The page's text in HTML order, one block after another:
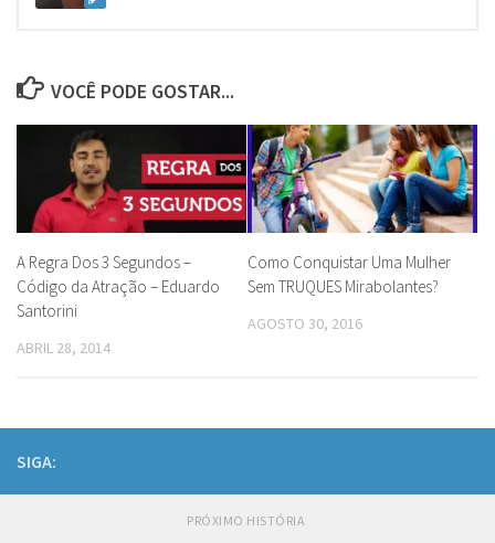
VOCÊ PODE GOSTAR...
A Regra Dos 3 Segundos –
Código da Atração – Eduardo
Santorini
ABRIL 28, 2014
Como Conquistar Uma Mulher
Sem TRUQUES Mirabolantes?
AGOSTO 30, 2016
SIGA:
PRÓXIMO HISTÓRIA